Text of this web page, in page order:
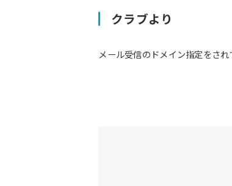
クラブより
メール受信のドメイン指定をさ